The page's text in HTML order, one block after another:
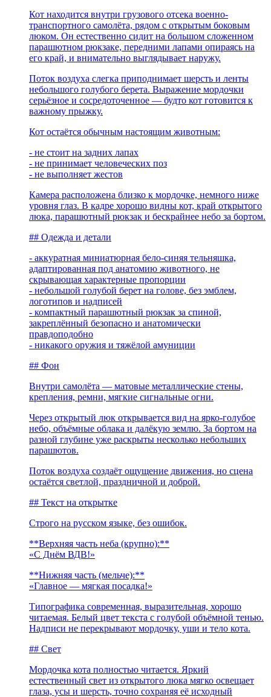
Кот находится внутри грузового отсека военно-
транспортного самолёта, рядом с открытым боковым
люком. Он естественно сидит на большом сложенном
парашютном рюкзаке, передними лапами опираясь на
его край, и внимательно выглядывает наружу.
Поток воздуха слегка приподнимает шерсть и ленты
небольшого голубого берета. Выражение мордочки
серьёзное и сосредоточенное — будто кот готовится к
важному прыжку.
Кот остаётся обычным настоящим животным:
- не стоит на задних лапах
- не принимает человеческих поз
- не выполняет жестов
Камера расположена близко к мордочке, немного ниже
уровня глаз. В кадре хорошо видны кот, край открытого
люка, парашютный рюкзак и бескрайнее небо за бортом.
## Одежда и детали
- аккуратная миниатюрная бело-синяя тельняшка,
адаптированная под анатомию животного, не
скрывающая характерные пропорции
- небольшой голубой берет на голове, без эмблем,
логотипов и надписей
- компактный парашютный рюкзак за спиной,
закреплённый безопасно и анатомически
правдоподобно
- никакого оружия и тяжёлой амуниции
## Фон
Внутри самолёта — матовые металлические стены,
крепления, ремни, мягкие сигнальные огни.
Через открытый люк открывается вид на ярко-голубое
небо, объёмные облака и далёкую землю. За бортом на
разной глубине уже раскрыты несколько небольших
парашютов.
Поток воздуха создаёт ощущение движения, но сцена
остаётся светлой, праздничной и доброй.
## Текст на открытке
Строго на русском языке, без ошибок.
**Верхняя часть неба (крупно):**
«С Днём ВДВ!»
**Нижняя часть (мельче):**
«Главное — мягкая посадка!»
Типографика современная, выразительная, хорошо
читаемая. Белый цвет текста с голубой объёмной тенью.
Надписи не перекрывают мордочку, уши и тело кота.
## Свет
Мордочка кота полностью читается. Яркий
естественный свет из открытого люка мягко освещает
глаза, усы и шерсть, точно сохраняя её исходный